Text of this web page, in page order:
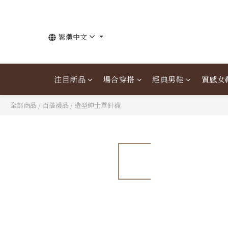
注目新品 場合穿搭 經典男鞋 質感女
繁體中文
全部商品 / 百搭襪品 / 造型紳士單針襪